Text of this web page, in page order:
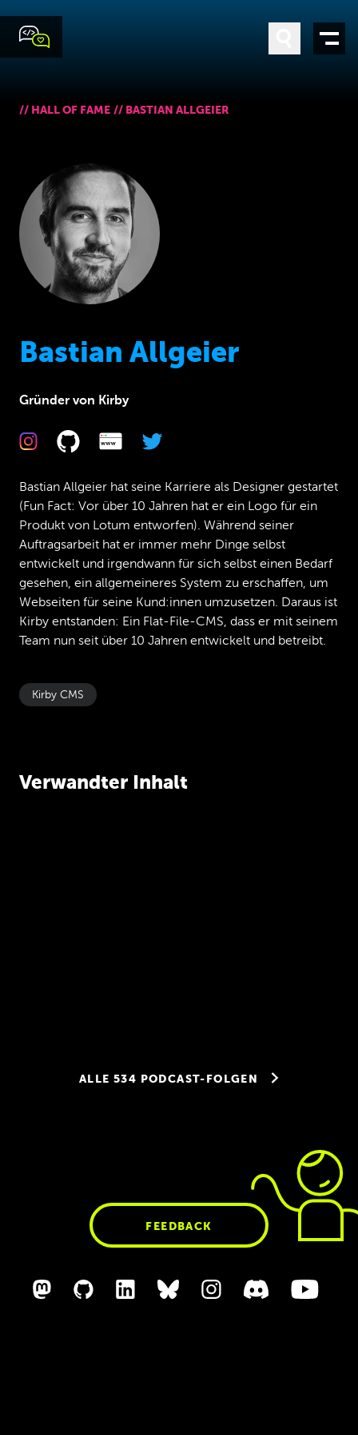
// HALL OF FAME // BASTIAN ALLGEIER
Bastian Allgeier
Gründer von Kirby
Bastian Allgeier hat seine Karriere als Designer gestartet
(Fun Fact: Vor über 10 Jahren hat er ein Logo für ein
Produkt von Lotum entworfen). Während seiner
Auftragsarbeit hat er immer mehr Dinge selbst
entwickelt und irgendwann für sich selbst einen Bedarf
gesehen, ein allgemeineres System zu erschaffen, um
Webseiten für seine Kund:innen umzusetzen. Daraus ist
Kirby entstanden: Ein Flat-File-CMS, dass er mit seinem
Team nun seit über 10 Jahren entwickelt und betreibt.
Kirby CMS
Verwandter Inhalt
Kirby CMS mit Bastian
ALLE 534 PODCAST-FOLGEN
FEEDBACK